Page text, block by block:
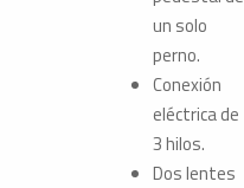
un solo
perno.
Conexión
eléctrica de
3 hilos.
Dos lentes